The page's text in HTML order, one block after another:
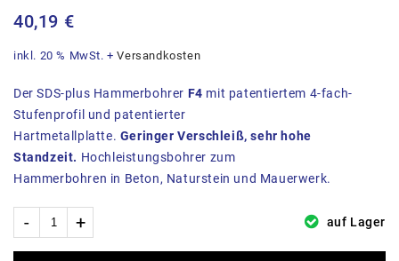
40,19 €
inkl. 20 % MwSt. +Versandkosten
Der SDS-plus Hammerbohrer F4 mit patentiertem 4-fach-
Stufenprofil und patentierter
Hartmetallplatte. Geringer Verschleiß, sehr hohe
Standzeit. Hochleistungsbohrer zum
Hammerbohren in Beton, Naturstein und Mauerwerk.
auf Lager